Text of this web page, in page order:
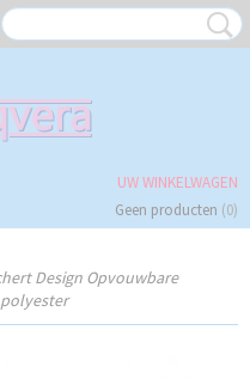
UW WINKELWAGEN
Geen producten (0)
Design Opvouwbare